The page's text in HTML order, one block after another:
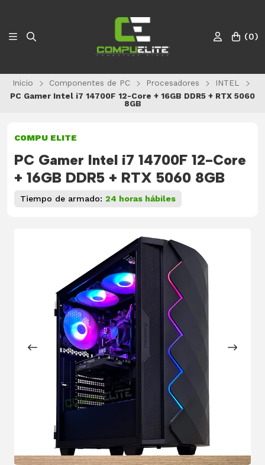
(0)
Inicio Componentes de PC Procesadores
INTEL
PC Gamer Intel i7 14700F 12-Core + 16GB DDR5 + RTX 5060
8GB
COMPU ELITE
PC Gamer Intel i7 14700F 12-Core
+ 16GB DDR5 + RTX 5060 8GB
Tiempo de armado: 24 horas hábiles